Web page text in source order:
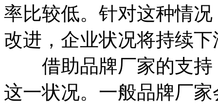
率比较低。针对这种情
改进，企业状况将持续
借助品牌厂家的支持
这一状况。一般品牌厂